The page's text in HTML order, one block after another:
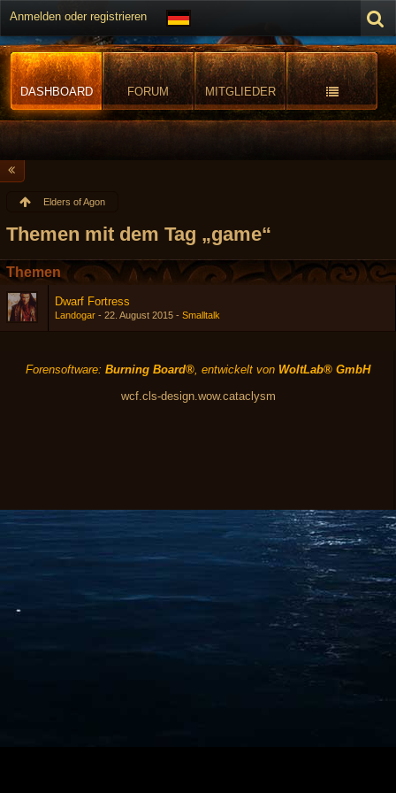
Anmelden oder registrieren
DASHBOARD FORUM MITGLIEDER
Elders of Agon
Themen mit dem Tag „game“
Themen
Dwarf Fortress
Landogar - 22. August 2015 - Smalltalk
Forensoftware: Burning Board®, entwickelt von WoltLab® GmbH
wcf.cls-design.wow.cataclysm